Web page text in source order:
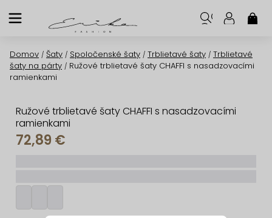
na
Domov / Šaty / Spoločenské šaty / Trblietavé šaty / Trblietavé
šaty na párty / Ružové trblietavé šaty CHAFFI s nasadzovacími
ramienkami
Ružové trblietavé šaty CHAFFI s nasadzovacími
ramienkami
72,89 €